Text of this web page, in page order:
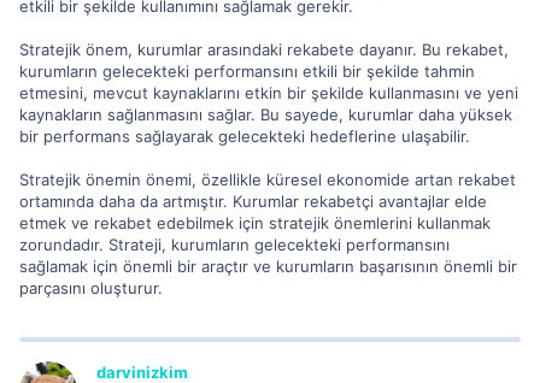
etkili bir şekilde kullanımını sağlamak gerekir.
Stratejik önem, kurumlar arasındaki rekabete dayanır. Bu rekabet,
kurumların gelecekteki performansını etkili bir şekilde tahmin
etmesini, mevcut kaynaklarını etkin bir şekilde kullanmasını ve yeni
kaynakların sağlanmasını sağlar. Bu sayede, kurumlar daha yüksek
bir performans sağlayarak gelecekteki hedeflerine ulaşabilir.
Stratejik önemin önemi, özellikle küresel ekonomide artan rekabet
ortamında daha da artmıştır. Kurumlar rekabetçi avantajlar elde
etmek ve rekabet edebilmek için stratejik önemlerini kullanmak
zorundadır. Strateji, kurumların gelecekteki performansını
sağlamak için önemli bir araçtır ve kurumların başarısının önemli bir
parçasını oluşturur.
darvinizkim